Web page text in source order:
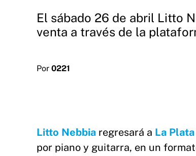
El sábado 26 de abril Litto
venta a través de la
Por 0221
Litto Nebbia regresará a La Plata
por piano y guitarra, en un